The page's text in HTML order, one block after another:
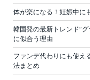
体が楽になる！妊娠中に
韓国発の最新トレンド“
に似合う理由
ファンデ代わりにも使え
法まとめ